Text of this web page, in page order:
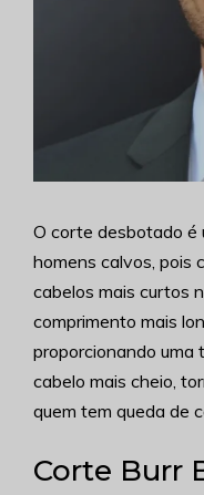
O corte desbotado é
homens calvos, pois
cabelos mais curtos
comprimento mais
proporcionando uma
cabelo mais cheio,
quem tem queda de
Corte Burr